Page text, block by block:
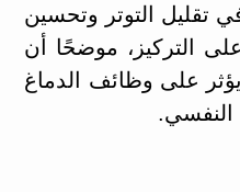
تقليل التوتر وتحسين
على التركيز، موضحًا أن
على وظائف الدماغ
النفسي.